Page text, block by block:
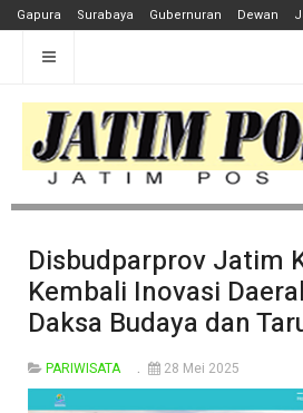
Gapura Surabaya Gubernuran Dewan
Disbudparprov Jatim
Kembali Inovasi
Daksa Budaya dan
PARIWISATA 28 Mei 2025